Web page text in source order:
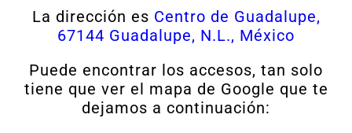
La dirección es Centro de Guadalupe,
67144 Guadalupe, N.L., México
Puede encontrar los accesos, tan solo
tiene que ver el mapa de Google que te
dejamos a continuación: